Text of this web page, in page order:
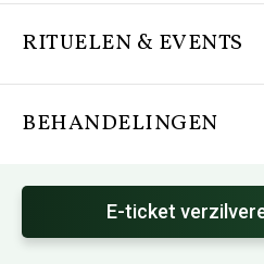
RITUELEN & EVENTS
BEHANDELINGEN
E-ticket
Wat een jaar!
2024 was een jaar vol
mijlpalen. Na twee jaar